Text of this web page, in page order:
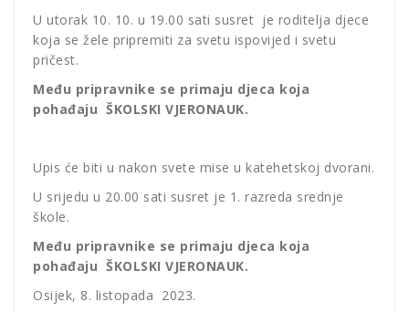
U utorak 10. 10. u 19.00 sati susret je roditelja djece
koja se žele pripremiti za svetu ispovijed i svetu
pričest.
Među pripravnike se primaju djeca koja
pohađaju ŠKOLSKI VJERONAUK.
Upis će biti u nakon svete mise u katehetskoj dvorani.
U srijedu u 20.00 sati susret je 1. razreda srednje
škole.
Među pripravnike se primaju djeca koja
pohađaju ŠKOLSKI VJERONAUK.
Osijek, 8. listopada 2023.